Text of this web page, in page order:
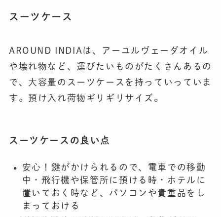
スーツケース
AROUND INDIAは、アーユルヴェーダオイル
や壊れ物など、運びたいものがたくさんあるの
で、大容量のスーツケースを持っていっていま
す。預け入れ荷物ギリギリサイズ。
スーツケースの良い点
安心！鍵がかけられるので、電車での移動
中・飛行機や保管所に預ける時・ホテルに
置いておく時など、パソコンや貴重品をし
まっておける